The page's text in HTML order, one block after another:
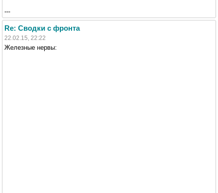
---
Re: Сводки с фронта
22.02.15, 22:22
Железные нервы: